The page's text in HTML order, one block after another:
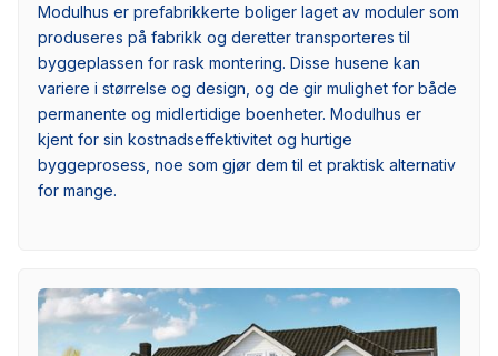
Modulhus er prefabrikkerte boliger laget av moduler som
produseres på fabrikk og deretter transporteres til
byggeplassen for rask montering. Disse husene kan
variere i størrelse og design, og de gir mulighet for både
permanente og midlertidige boenheter. Modulhus er
kjent for sin kostnadseffektivitet og hurtige
byggeprosess, noe som gjør dem til et praktisk alternativ
for mange.